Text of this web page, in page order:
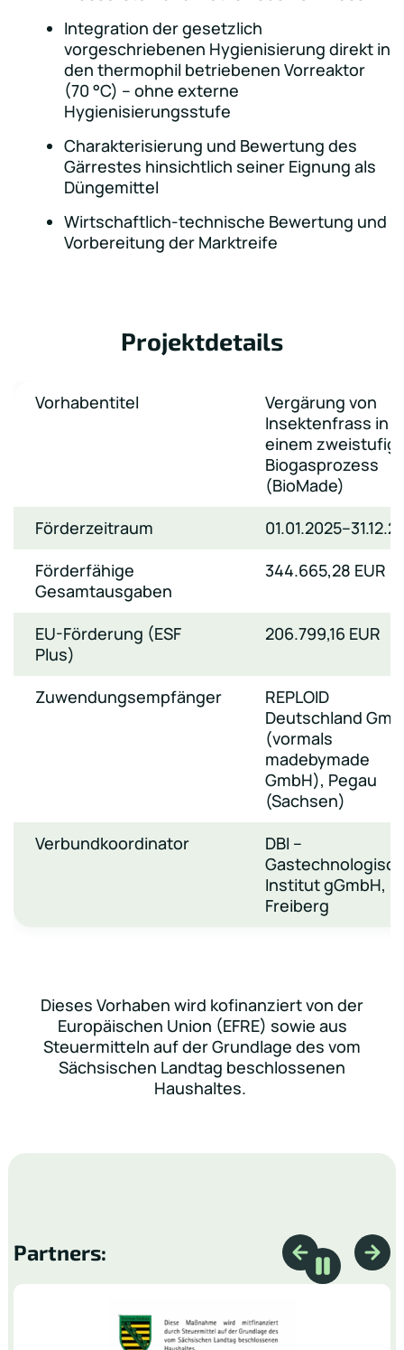
Integration der gesetzlich
vorgeschriebenen Hygienisierung direkt in
den thermophil betriebenen Vorreaktor
(70 °C) – ohne externe
Hygienisierungsstufe
Charakterisierung und Bewertung des
Gärrestes hinsichtlich seiner Eignung als
Düngemittel
Wirtschaftlich-technische Bewertung und
Vorbereitung der Marktreife
Projektdetails
Vorhabentitel
Vergärung von
Insektenfrass in
einem
Biogasprozess
(BioMade)
Förderzeitraum
Förderfähige
Gesamtausgaben
344.665,28 EUR
EU-Förderung (ESF
Plus)
206.799,16 EUR
Zuwendungsempfänger
REPLOID
Deutschland
(vormals
madebymade
GmbH), Pegau
(Sachsen)
Verbundkoordinator
DBI –
Institut gGmbH,
Freiberg
Dieses Vorhaben wird kofinanziert von der
Europäischen Union (EFRE) sowie aus
Steuermitteln auf der Grundlage des vom
Sächsischen Landtag beschlossenen
Haushaltes.
Partners: